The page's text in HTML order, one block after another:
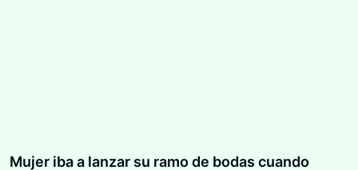
Mujer iba a lanzar su ramo de bodas cuando